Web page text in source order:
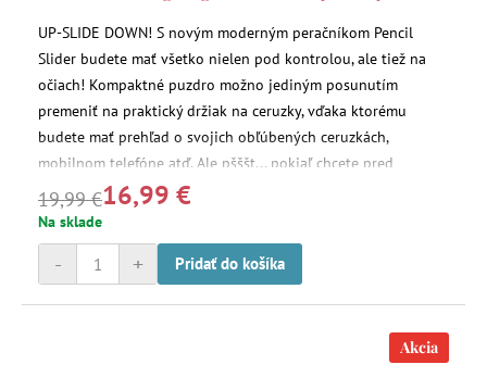
UP-SLIDE DOWN! S novým moderným peračníkom Pencil
Slider budete mať všetko nielen pod kontrolou, ale tiež na
očiach! Kompaktné puzdro možno jediným posunutím
premeniť na praktický držiak na ceruzky, vďaka ktorému
budete mať prehľad o svojich obľúbených ceruzkách,
mobilnom telefóne atď. Ale pšššt... pokiaľ chcete pred
ostatnými niečo skryť, môžete to jednoducho uschovať do
tajného vrecka.
19,99 €16,99 €
Na sklade
+
- Pridať do košíka
Akcia